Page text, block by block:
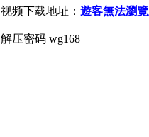
视频下载地址： 遊客無法瀏
解压密码 wg168